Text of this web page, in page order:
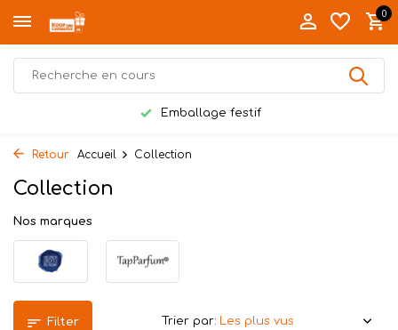
0
Livré personnellement à Twente
Retour Accueil Collection
Collection
Nos marques
Filter Trier par: